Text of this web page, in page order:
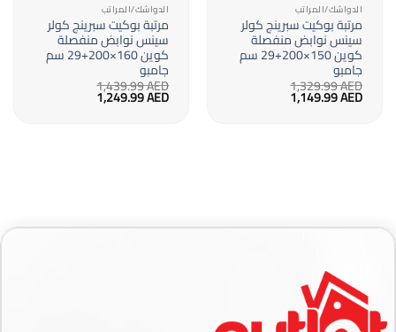
الدواشك/المراتب
مرتبة بوكيت سبرينج كولر
سينس نوابض منفصلة
كوين 150×200+29 سم
جامبو
1,329.99AED
السعر
الأصلي1,149.99AED السعر
الدواشك/المراتب
مرتبة بوكيت سبرينج كولر
سينس نوابض منفصلة
كوين 160×200+29 سم
جامبو
1,439.99AED
السعر
الأصلي1,249.99AED السعر